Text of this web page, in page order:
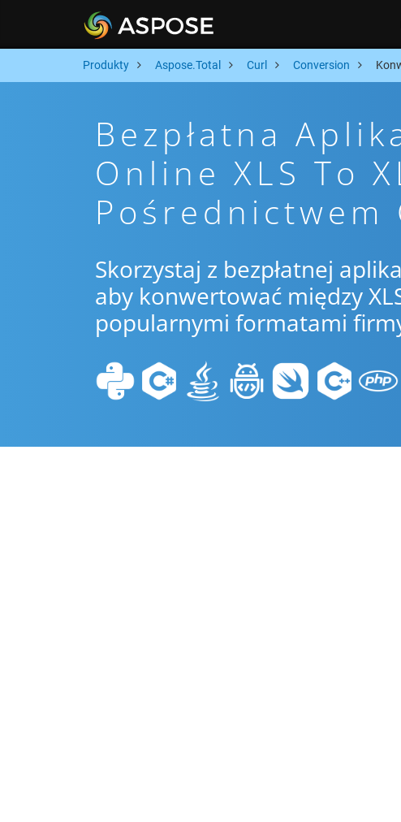
Produkty Aspose.Total Curl Conversion
Bezpłatna
Online XLS To
Pośrednictwem
Skorzystaj z bezpłatnej
aby konwertować między
popularnymi formatami